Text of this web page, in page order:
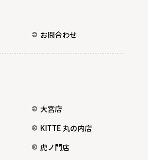
お問合わせ
大宮店
KITTE 丸の内店
虎ノ門店